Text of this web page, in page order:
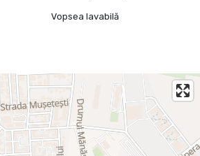
Vopsea lavabilă